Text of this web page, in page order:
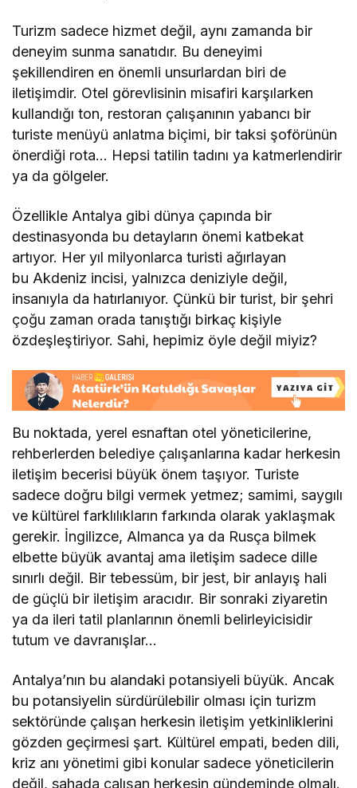
Turizm sadece hizmet değil, aynı zamanda bir
deneyim sunma sanatıdır. Bu deneyimi
şekillendiren en önemli unsurlardan biri de
iletişimdir. Otel görevlisinin misafiri karşılarken
kullandığı ton, restoran çalışanının yabancı bir
turiste menüyü anlatma biçimi, bir taksi şoförünün
önerdiği rota… Hepsi tatilin tadını ya katmerlendirir
ya da gölgeler.
Özellikle Antalya gibi dünya çapında bir
destinasyonda bu detayların önemi katbekat
artıyor. Her yıl milyonlarca turisti ağırlayan
bu Akdeniz incisi, yalnızca deniziyle değil,
insanıyla da hatırlanıyor. Çünkü bir turist, bir şehri
çoğu zaman orada tanıştığı birkaç kişiyle
özdeşleştiriyor. Sahi, hepimiz öyle değil miyiz?
Bu noktada, yerel esnaftan otel yöneticilerine,
rehberlerden belediye çalışanlarına kadar herkesin
iletişim becerisi büyük önem taşıyor. Turiste
sadece doğru bilgi vermek yetmez; samimi, saygılı
ve kültürel farklılıkların farkında olarak yaklaşmak
gerekir. İngilizce, Almanca ya da Rusça bilmek
elbette büyük avantaj ama iletişim sadece dille
sınırlı değil. Bir tebessüm, bir jest, bir anlayış hali
de güçlü bir iletişim aracıdır. Bir sonraki ziyaretin
ya da ileri tatil planlarının önemli belirleyicisidir
tutum ve davranışlar…
Antalya’nın bu alandaki potansiyeli büyük. Ancak
bu potansiyelin sürdürülebilir olması için turizm
sektöründe çalışan herkesin iletişim yetkinliklerini
gözden geçirmesi şart. Kültürel empati, beden dili,
kriz anı yönetimi gibi konular sadece yöneticilerin
değil, sahada çalışan herkesin gündeminde olmalı.